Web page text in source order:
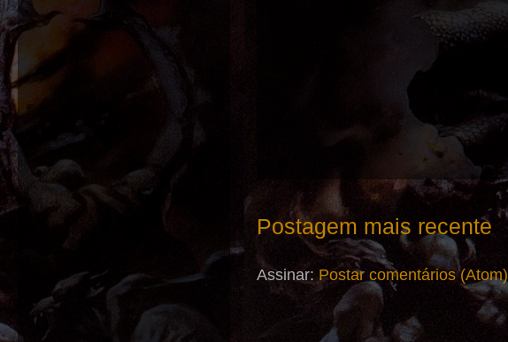
Postagem mais recente
Assinar: Postar comentários (Atom)